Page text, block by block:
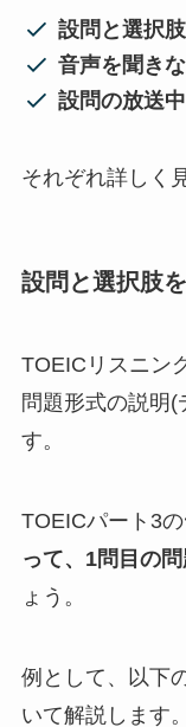
設問と選択
音声を聞き
設問の放送
それぞれ詳しく
設問と選択肢
TOEICリスニン
問題形式の説明(
す。
TOEICパート3の
って、1問目の
ょう。
例として、以下
いて解説します。